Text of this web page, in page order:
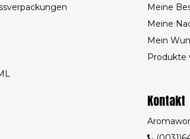
Meine
Meine
Mein
Produkte
Kontakt